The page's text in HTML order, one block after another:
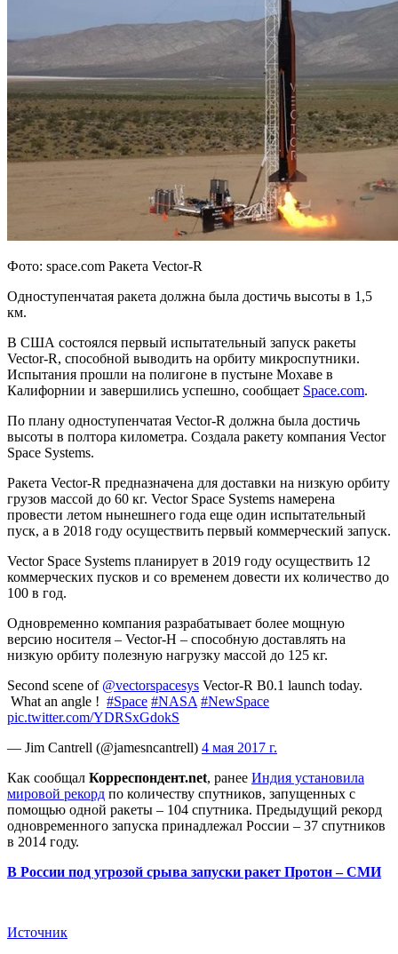
Фото: space.com Ракета Vector-R
Одноступенчатая ракета должна была достичь высоты в 1,5
км.
В США состоялся первый испытательный запуск ракеты
Vector-R, способной выводить на орбиту микроспутники.
Испытания прошли на полигоне в пустыне Мохаве в
Калифорнии и завершились успешно, сообщает Space.com.
По плану одноступенчатая Vector-R должна была достичь
высоты в полтора километра. Создала ракету компания Vector
Space Systems.
Ракета Vector-R предназначена для доставки на низкую орбиту
грузов массой до 60 кг. Vector Space Systems намерена
провести летом нынешнего года еще один испытательный
пуск, а в 2018 году осуществить первый коммерческий запуск.
Vector Space Systems планирует в 2019 году осуществить 12
коммерческих пусков и со временем довести их количество до
100 в год.
Одновременно компания разрабатывает более мощную
версию носителя – Vector-H – способную доставлять на
низкую орбиту полезную нагрузку массой до 125 кг.
Second scene of @vectorspacesys Vector-R B0.1 launch today.
What an angle ! #Space #NASA #NewSpace
pic.twitter.com/YDRSxGdokS
— Jim Cantrell (@jamesncantrell) 4 мая 2017 г.
Как сообщал Корреспондент.net, ранее Индия установила
мировой рекорд по количеству спутников, запущенных с
помощью одной ракеты – 104 спутника. Предыдущий рекорд
одновременного запуска принадлежал России – 37 спутников
в 2014 году.
В России под угрозой срыва запуски ракет Протон – СМИ
Источник